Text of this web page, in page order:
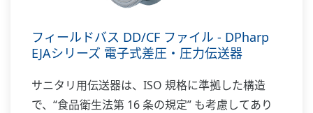
フィールドバス DD/CF ファイル - DPharp
EJAシリーズ 電子式差圧・圧力伝送器
サニタリ用伝送器は、ISO 規格に準拠した構造
で、“食品衛生法第 16 条の規定” も考慮してあり